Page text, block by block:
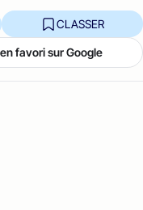
CLASSER
favori sur Google